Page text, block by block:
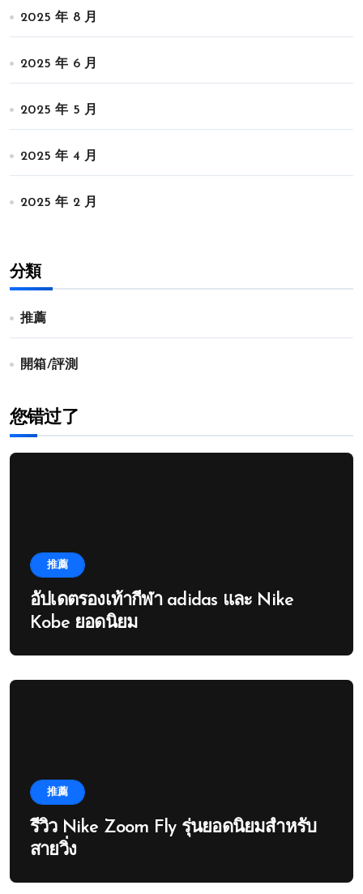
2025 年 8 月
2025 年 6 月
2025 年 5 月
2025 年 4 月
2025 年 2 月
分類
推薦
開箱/評測
您错过了
推薦
อัปเดตรองเท้ากีฬา adidas และ Nike
Kobe ยอดนิยม
推薦
รีวิว Nike Zoom Fly รุ่นยอดนิยมสำหรับ
สายวิ่ง